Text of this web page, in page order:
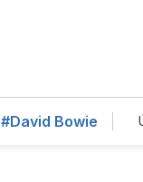
#David Bowie